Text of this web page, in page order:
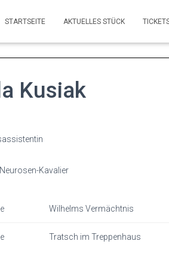
STARTSEITE AKTUELLES STÜCK
Kusiak
Kavalier
Wilhelms Vermächtnis
Tratsch im Treppenhaus